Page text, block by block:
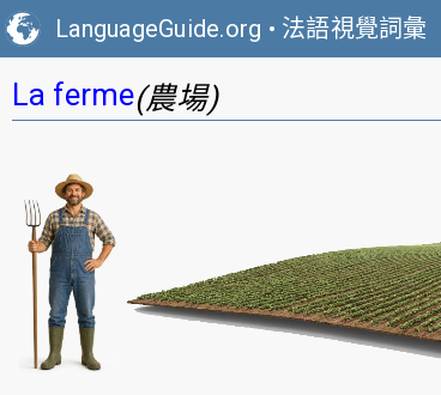
LanguageGuide.org • 法語視覺詞彙
La ferme(農場)